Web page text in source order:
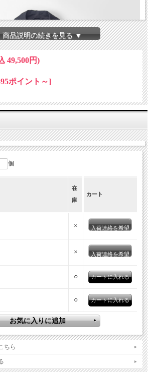
ターサイクルジャケット
、こだわりのディティー
ライバーズジャケット。
たカジュアル、ユニセックスで提案する日
(ブレナ)」。ワーク、ミリタリー、ヴィ
により再構築し、オーセンティックな製品
品説明の続きを見る ▼
49,500円)
ポイント～]
個
在
庫
カート
× 入荷連絡を希望
× 入荷連絡を希望
○
○
ちら